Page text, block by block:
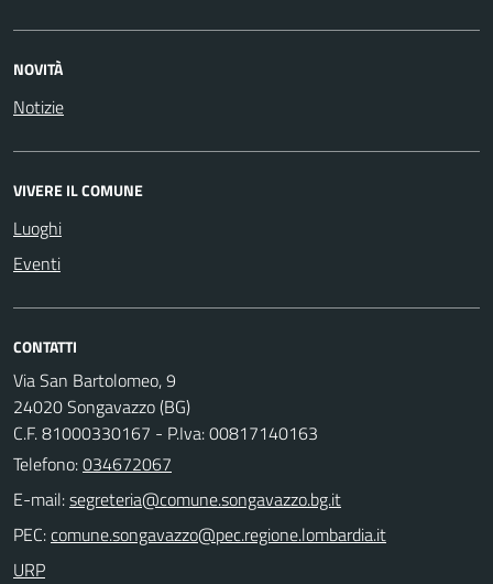
NOVITÀ
Notizie
VIVERE IL COMUNE
Luoghi
Eventi
CONTATTI
Via San Bartolomeo, 9
24020 Songavazzo (BG)
C.F. 81000330167 - P.Iva: 00817140163
Telefono:034672067
E-mail:
PEC:
URP